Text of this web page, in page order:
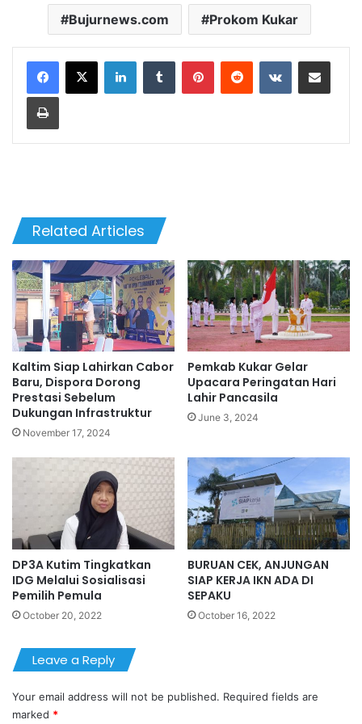
Bujurnews.com Prokom Kukar
LinkedInTumblr PinterestReddit VKontakteShare via Email
Print
Related Articles
Kaltim Siap Lahirkan Cabor
Baru, Dispora Dorong
Prestasi Sebelum
Dukungan Infrastruktur
November 17, 2024
Pemkab Kukar Gelar
Upacara Peringatan Hari
Lahir Pancasila
June 3, 2024
DP3A Kutim Tingkatkan
IDG Melalui Sosialisasi
Pemilih Pemula
October 20, 2022
BURUAN CEK, ANJUNGAN
SIAP KERJA IKN ADA DI
SEPAKU
October 16, 2022
Leave a Reply
Your email address will not be published. Required fields are
marked *